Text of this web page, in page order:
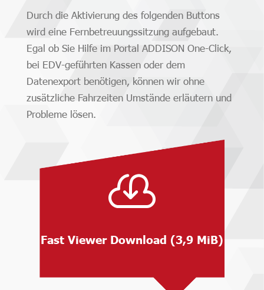
Durch die Aktivierung des folgenden Buttons
wird eine Fernbetreuungssitzung aufgebaut.
Egal ob Sie Hilfe im Portal ADDISON One-Click,
bei EDV-geführten Kassen oder dem
Datenexport benötigen, können wir ohne
zusätzliche Fahrzeiten Umstände erläutern und
Probleme lösen.

Fast Viewer Download (3,9 MiB)
